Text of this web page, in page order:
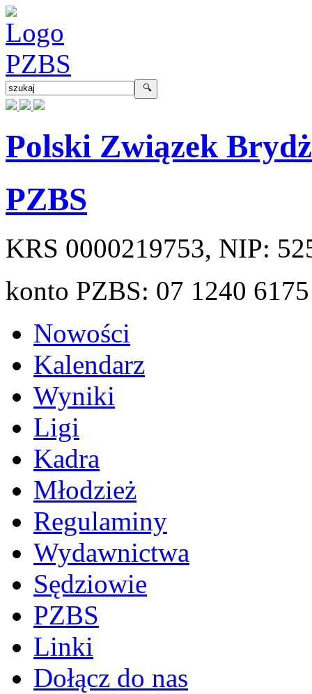
Polski Związek
PZBS
KRS 0000219753, NIP:
konto PZBS: 07 1240
Nowości
Kalendarz
Wyniki
Ligi
Kadra
Młodzież
Regulaminy
Wydawnictwa
Sędziowie
PZBS
Linki
Dołącz do nas